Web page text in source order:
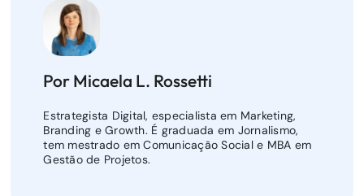
Por Micaela L. Rossetti
Estrategista Digital, especialista em Marketing,
Branding e Growth. É graduada em Jornalismo,
tem mestrado em Comunicação Social e MBA em
Gestão de Projetos.